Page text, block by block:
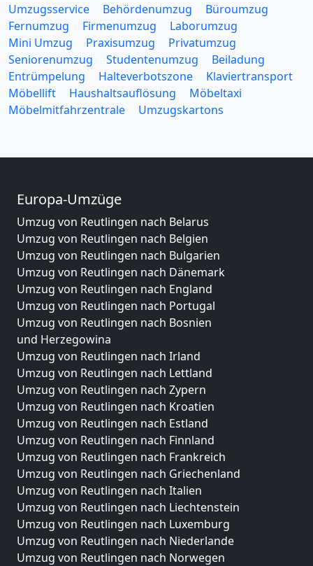
Umzugsservice Behördenumzug
Büroumzug
Fernumzug
Firmenumzug
Laborumzug
Mini Umzug
Praxisumzug
Privatumzug
Seniorenumzug
Studentenumzug
Beiladung
Entrümpelung
Halteverbotszone
Klaviertransport
Möbellift
Haushaltsauflösung
Möbeltaxi
Möbelmitfahrzentrale
Umzugskartons
Europa-Umzüge
Umzug von Reutlingen nach Belarus
Umzug von Reutlingen nach Belgien
Umzug von Reutlingen nach Bulgarien
Umzug von Reutlingen nach Dänemark
Umzug von Reutlingen nach England
Umzug von Reutlingen nach Portugal
Umzug von Reutlingen nach Bosnien
und Herzegowina
Umzug von Reutlingen nach Irland
Umzug von Reutlingen nach Lettland
Umzug von Reutlingen nach Zypern
Umzug von Reutlingen nach Kroatien
Umzug von Reutlingen nach Estland
Umzug von Reutlingen nach Finnland
Umzug von Reutlingen nach Frankreich
Umzug von Reutlingen nach Griechenland
Umzug von Reutlingen nach Italien
Umzug von Reutlingen nach Liechtenstein
Umzug von Reutlingen nach Luxemburg
Umzug von Reutlingen nach Niederlande
Umzug von Reutlingen nach Norwegen